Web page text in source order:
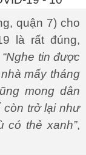
quận 7) cho
là rất đúng,
“Nghe tin được
mấy tháng
mong dân
trở lại như
có thẻ xanh”,